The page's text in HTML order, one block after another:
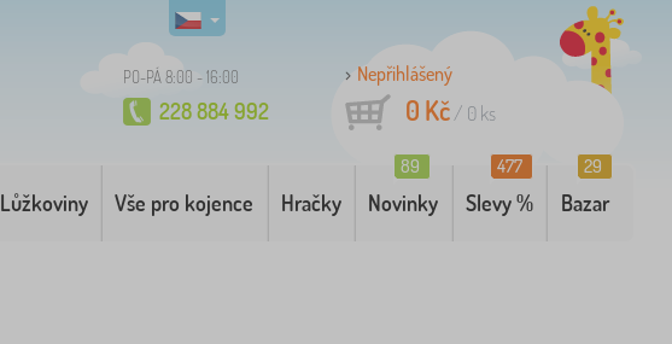
PO-PÁ 8:00 - 16:00
228 884 992
Nepřihlášený
0 Kč/ 0 ks
Lůžkoviny Vše pro kojence Hračky Novinky
89
Slevy %
477
Bazar
29